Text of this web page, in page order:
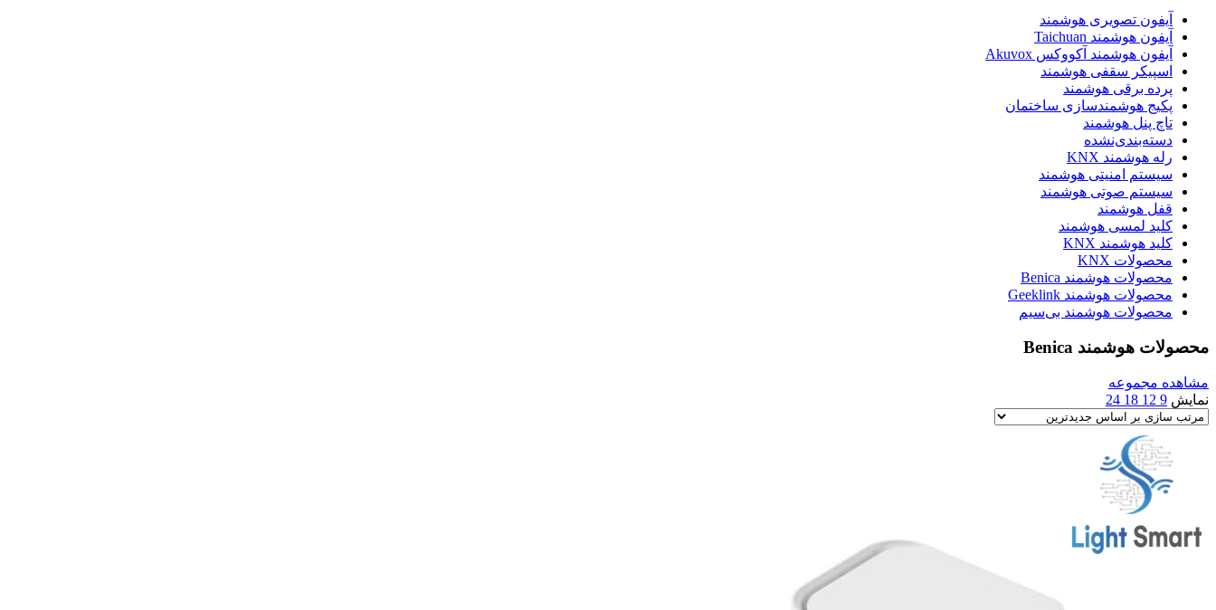
آیفون تصویری هوشمند
آیفون هوشمند Taichuan
آیفون هوشمند آکووکس Akuvox
اسپیکر سقفی هوشمند
پرده برقی هوشمند
پکیج هوشمندسازی ساختمان
تاچ پنل هوشمند
دسته‌بندی‌نشده
رله هوشمند KNX
سیستم امنیتی هوشمند
سیستم صوتی هوشمند
قفل هوشمند
کلید لمسی هوشمند
کلید هوشمند KNX
محصولات KNX
محصولات هوشمند Benica
محصولات هوشمند Geeklink
محصولات هوشمند بی‌سیم
محصولات هوشمند Benica
مشاهده مجموعه
نمایش 9
12
18
24